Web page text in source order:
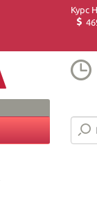
Курс